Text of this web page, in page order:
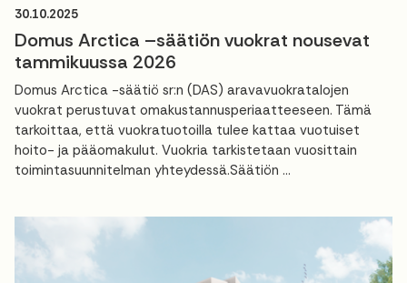
30.10.2025
Domus Arctica –säätiön vuokrat nousevat
tammikuussa 2026
Domus Arctica -säätiö sr:n (DAS) aravavuokratalojen
vuokrat perustuvat omakustannusperiaatteeseen. Tämä
tarkoittaa, että vuokratuotoilla tulee kattaa vuotuiset
hoito- ja pääomakulut. Vuokria tarkistetaan vuosittain
toimintasuunnitelman yhteydessä.Säätiön ...